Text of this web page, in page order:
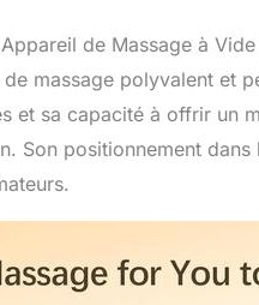
de Massage à
massage polyvalent et
et sa capacité à offrir un
Son positionnement